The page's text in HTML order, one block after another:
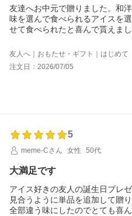
友達へお中元で贈りました。和
味を選んで食べられるアイスを
せて食べられたと喜んで貰えま
友人へ｜おもたせ・ギフト｜はじめて
注文日：2026/07/05
5
meme-Cさん
女性 50代
大満足です
アイス好きの友人の誕生日プレ
見合うように単品を追加して贈
全部違う味にしたのでとても喜